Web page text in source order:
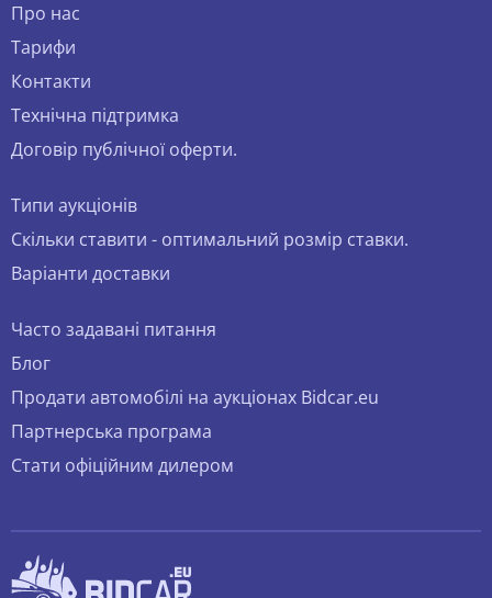
Про нас
Тарифи
Контакти
Технічна підтримка
Договір публічної оферти.
Типи аукціонів
Скільки ставити - оптимальний розмір ставки.
Варіанти доставки
Часто задавані питання
Блог
Продати автомобілі на аукціонах Bidcar.eu
Партнерська програма
Стати офіційним дилером